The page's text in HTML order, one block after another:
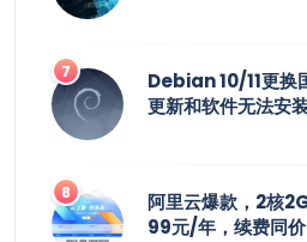
Debian 10/11更换
更新和软件无法安
阿里云爆款，2核
99元/年，续费同价